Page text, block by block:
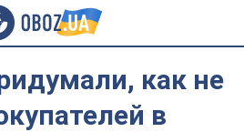
как не
в